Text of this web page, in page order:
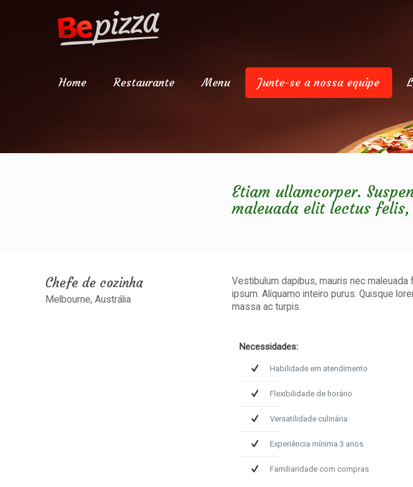
Home Restaurante Menu Junte-se a nossa equipe
Etiam ullamcorper.
maleuada elit lectus
Chefe de cozinha
Melbourne, Austrália
Vestibulum dapibus, mauris nec
ipsum. Alíquamo inteiro purus. Quisque
massa ac turpis.
Necessidades:
Habilidade em atendimento
Flexibilidade de horário
Versatilidade culinária
Experiência mínima 3 anos
Familiaridade com compras